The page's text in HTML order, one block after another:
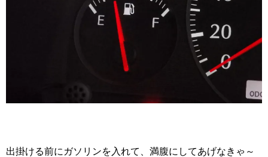
出掛ける前にガソリンを入れて、満腹にしてあげなきゃ～